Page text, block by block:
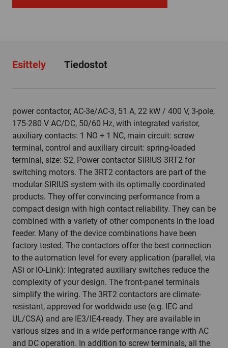
Esittely Tiedostot
power contactor, AC-3e/AC-3, 51 A, 22 kW / 400 V, 3-pole,
175-280 V AC/DC, 50/60 Hz, with integrated varistor,
auxiliary contacts: 1 NO + 1 NC, main circuit: screw
terminal, control and auxiliary circuit: spring-loaded
terminal, size: S2, Power contactor SIRIUS 3RT2 for
switching motors. The 3RT2 contactors are part of the
modular SIRIUS system with its optimally coordinated
products. They offer convincing performance from a
compact design with high contact reliability. They can be
combined with a variety of other components in the load
feeder. Many of the device combinations have been
factory tested. The contactors offer the best connection
to the automation level for every application (parallel, via
ASi or IO-Link): Integrated auxiliary switches reduce the
complexity of your design. The front-panel terminals
simplify the wiring. The 3RT2 contactors are climate-
resistant, approved for worldwide use (e.g. IEC and
UL/CSA) and are IE3/IE4-ready. They are available in
various sizes and in a wide performance range with AC
and DC operation. In addition to screw terminals, all the